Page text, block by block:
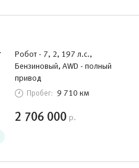
Робот - 7, 2, 197 л.с.,
Бензиновый, AWD - полный
привод
Пробег: 9 710 км
2 706 000 р.